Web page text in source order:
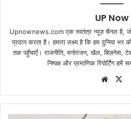
UP Now
Upnownews.com एक स्वतंत्र न्यूज़ चैनल है,
प्रदान करता है। हमारा लक्ष्य है कि हम दुनिया
तक पहुँचाएँ। राजनीति, मनोरंजन, खेल, बिज़नेस,
निष्पक्ष और प्रमाणिक रिपोर्टिंग